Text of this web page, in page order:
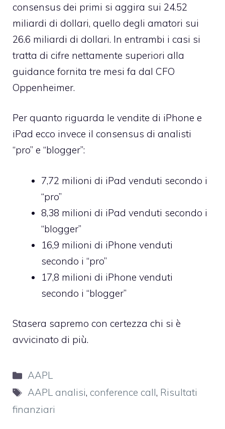
consensus dei primi si aggira sui 24.52
miliardi di dollari, quello degli amatori sui
26.6 miliardi di dollari. In entrambi i casi si
tratta di cifre nettamente superiori alla
guidance fornita tre mesi fa dal CFO
Oppenheimer.
Per quanto riguarda le vendite di iPhone e
iPad ecco invece il consensus di analisti
“pro” e “blogger”:
7,72 milioni di iPad venduti secondo i
“pro”
8,38 milioni di iPad venduti secondo i
“blogger”
16,9 milioni di iPhone venduti
secondo i “pro”
17,8 milioni di iPhone venduti
secondo i “blogger”
Stasera sapremo con certezza chi si è
avvicinato di più.
Categorie
AAPL
Tag
AAPL analisi, conference call, Risultati
finanziari